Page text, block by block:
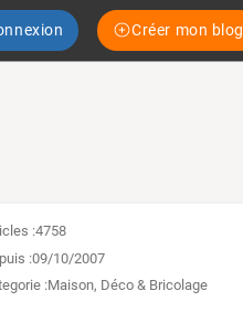
Créer mon blog
:4758
:09/10/2007
:Maison, Déco & Bricolage